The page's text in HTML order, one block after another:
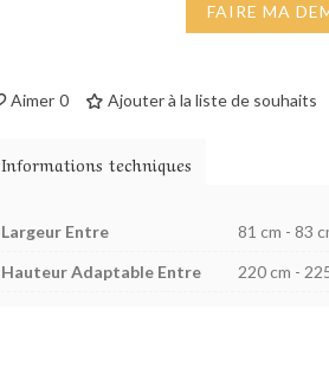
FAIRE MA
Aimer 0 Ajouter à la liste de souhaits
Informations techniques
Largeur Entre
81 cm - 83
Hauteur Adaptable Entre
220 cm -